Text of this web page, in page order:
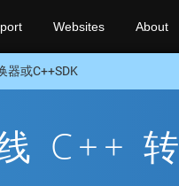
Websites About
器或C++SDK
C++ 转